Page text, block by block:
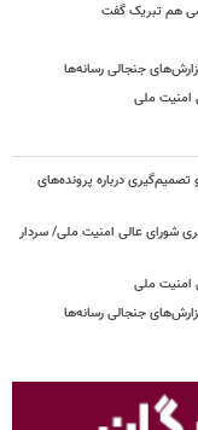
هم تبریک گفت
جنجالی رسانه‌ها
امنیت ملی
درباره پرونده‌های
شورای عالی امنیت ملی/ سردار
امنیت ملی
جنجالی رسانه‌ها